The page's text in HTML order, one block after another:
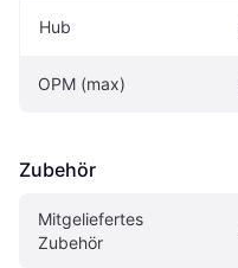
Hub
OPM (max)
Zubehör
Mitgeliefertes
Zubehör